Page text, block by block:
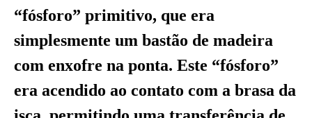
“fósforo” primitivo, que era
simplesmente um bastão de madeira
com enxofre na ponta. Este “fósforo”
era acendido ao contato com a brasa da